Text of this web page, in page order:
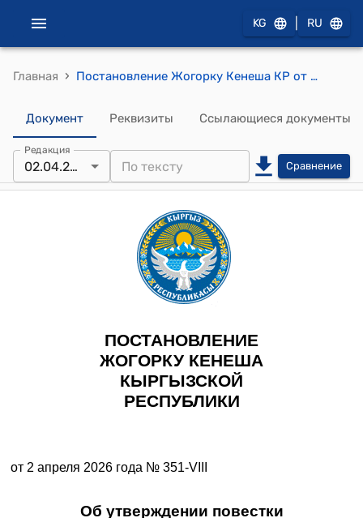
KG RU
Главная › Постановление Жогорку Кенеша КР от 2 апреля 2026 года № 351-VIII "Об утверждении повестки дня заседания Жогорку Кенеша Кыргызской Республики 2 апреля 2026 года"
Документ Реквизиты Ссылающиеся документы
Редакция
02.04.2026 Сравнение